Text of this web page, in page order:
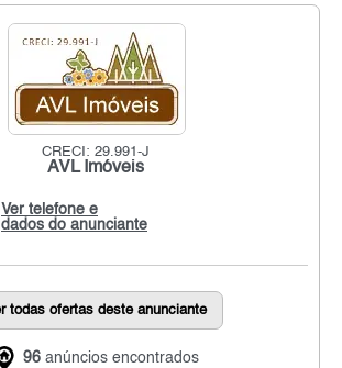
CRECI: 29.991-J
AVL Imóveis
Ver telefone e
dados do anunciante
todas ofertas deste anunciante
96 anúncios encontrados